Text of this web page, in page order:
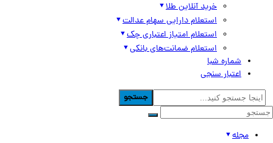
خرید آنلاین طلا
استعلام دارایی سهام عدالت
استعلام امتیاز اعتباری چک
استعلام ضمانت‌های بانکی
شماره شبا
اعتبار سنجی
جستجو
مجله